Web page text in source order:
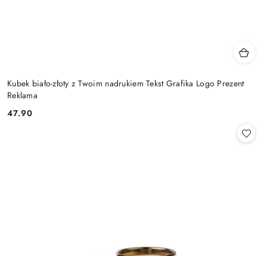
Kubek biało-złoty z Twoim nadrukiem Tekst Grafika Logo Prezent
Reklama
Cena:
47.90